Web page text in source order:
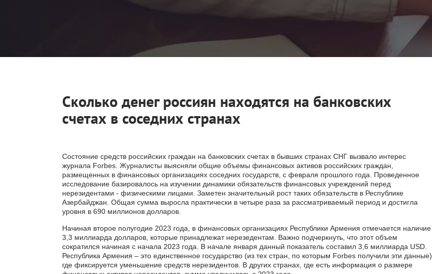
Сколько денег россиян находятся на банковских
счетах в соседних странах
Состояние средств российских граждан на банковских счетах в бывших странах СНГ вызвало интерес
журнала Forbes. Журналисты выясняли общие объемы финансовых активов российских граждан,
размещенных в финансовых организациях соседних государств, с февраля прошлого года. Проведенное
исследование базировалось на изучении динамики обязательств финансовых учреждений перед
нерезидентами - физическими лицами. Заметен значительный рост таких обязательств в Республике
Азербайджан. Общая сумма выросла практически в четыре раза за рассматриваемый период и достигла
уровня в 690 миллионов долларов.
Начиная второе полугодие 2023 года, в финансовых организациях Республики Армения отмечается наличие
3,3 миллиарда долларов, которые принадлежат нерезедентам. Важно подчеркнуть, что этот объем
сократился начиная с начала 2023 года. В начале января данный показатель составил 3,6 миллиарда USD.
Республика Армения – это единственное государство (из тех стран, по которым Forbes получили эти данные),
где фиксируется уменьшение средств нерезидентов. В других странах, где есть информация о размере